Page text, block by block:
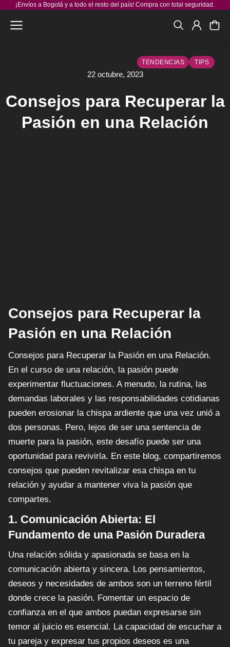
¡Envíos a Bogotá y a todo el resto del país! Compra con total seguridad.
TENDENCIAS TIPS
22 octubre, 2023
Consejos para Recuperar la
Pasión en una Relación
Consejos para Recuperar la
Pasión en una Relación
Consejos para Recuperar la Pasión en una Relación.
En el curso de una relación, la pasión puede
experimentar fluctuaciones. A menudo, la rutina, las
demandas laborales y las responsabilidades cotidianas
pueden erosionar la chispa ardiente que una vez unió a
dos personas. Pero, lejos de ser una sentencia de
muerte para la pasión, este desafío puede ser una
oportunidad para revivirla. En este blog, compartiremos
consejos que pueden revitalizar esa chispa en tu
relación y ayudar a mantener viva la pasión que
compartes.
1. Comunicación Abierta: El
Fundamento de una Pasión Duradera
Una relación sólida y apasionada se basa en la
comunicación abierta y sincera. Los pensamientos,
deseos y necesidades de ambos son un terreno fértil
donde crece la pasión. Fomentar un espacio de
confianza en el que ambos puedan expresarse sin
temor al juicio es esencial. La capacidad de escuchar a
tu pareja y expresar tus propios deseos es una